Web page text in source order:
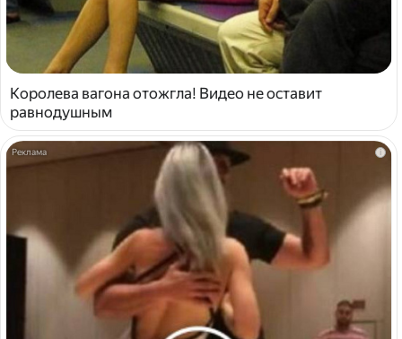
Королева вагона отожгла! Видео не оставит
равнодушным
i